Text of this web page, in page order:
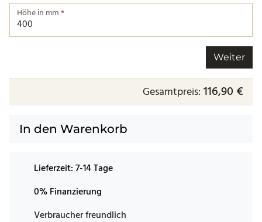
Höhe in mm*
Weiter
Gesamtpreis: 116,90 €
In den Warenkorb
Lieferzeit:7-14 Tage
0% Finanzierung
Verbraucher freundlich